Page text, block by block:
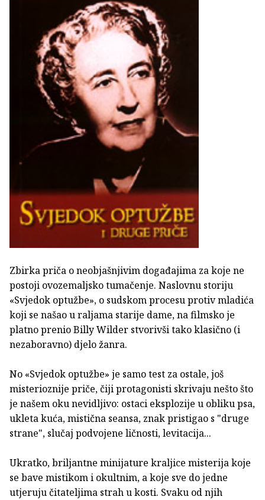
Zbirka priča o neobjašnjivim događajima za koje ne
postoji ovozemaljsko tumačenje. Naslovnu storiju
«Svjedok optužbe», o sudskom procesu protiv mladića
koji se našao u raljama starije dame, na filmsko je
platno prenio Billy Wilder stvorivši tako klasično (i
nezaboravno) djelo žanra.
No «Svjedok optužbe» je samo test za ostale, još
misterioznije priče, čiji protagonisti skrivaju nešto što
je našem oku nevidljivo: ostaci eksplozije u obliku psa,
ukleta kuća, mistična seansa, znak pristigao s "druge
strane", slučaj podvojene ličnosti, levitacija...
Ukratko, briljantne minijature kraljice misterija koje
se bave mistikom i okultnim, a koje sve do jedne
utjeruju čitateljima strah u kosti. Svaku od njih